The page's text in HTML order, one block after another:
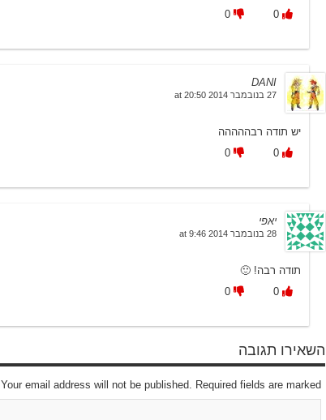
0
0
DANI
27 בנובמבר 2014 at 20:50
יש תודה רבההההה
0
0
יאפי
28 בנובמבר 2014 at 9:46
תודה רבה! 🙂
0
0
השאירו תגובה
Your email address will not be published. Required fields are marked